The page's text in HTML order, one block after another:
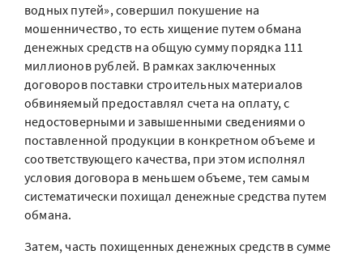
водных путей», совершил покушение на
мошенничество, то есть хищение путем обмана
денежных средств на общую сумму порядка 111
миллионов рублей. В рамках заключенных
договоров поставки строительных материалов
обвиняемый предоставлял счета на оплату, с
недостоверными и завышенными сведениями о
поставленной продукции в конкретном объеме и
соответствующего качества, при этом исполнял
условия договора в меньшем объеме, тем самым
систематически похищал денежные средства путем
обмана.
Затем, часть похищенных денежных средств в сумме